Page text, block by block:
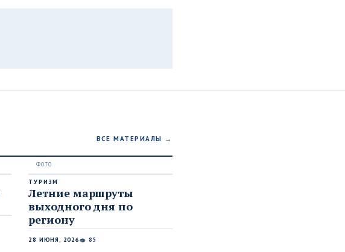
ВСЕ МАТЕРИАЛЫ →
ТУРИЗМ
Летние маршруты
выходного дня по
региону
28 ИЮНЯ, 2026👁 85